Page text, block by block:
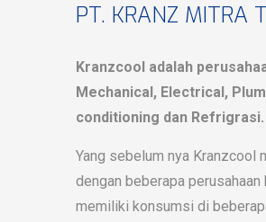
PT. KRANZ MITRA
Kranzcool adalah
Mechanical, Electrical,
conditioning dan Refrigrasi.
Yang sebelum nya Kranzcool
dengan beberapa
memiliki konsumsi di